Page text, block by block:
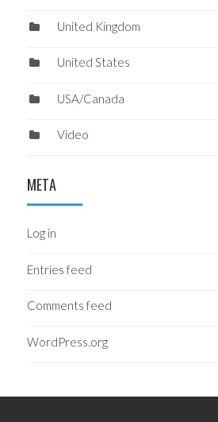
United Kingdom
United States
USA/Canada
Video
META
Log in
Entries feed
Comments feed
WordPress.org